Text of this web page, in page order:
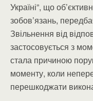
Україні”, що
зобов’язань,
Звільнення від
застосовується з
стала причиною
моменту, коли
перешкоджати